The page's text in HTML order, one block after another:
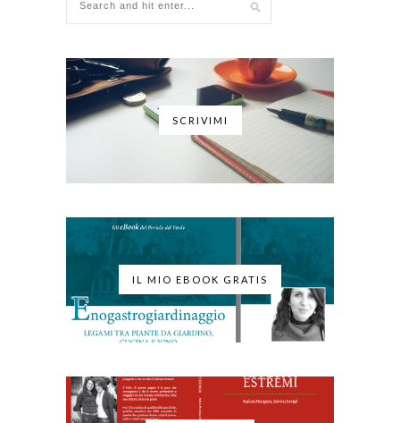
SCRIVIMI
IL MIO EBOOK GRATIS